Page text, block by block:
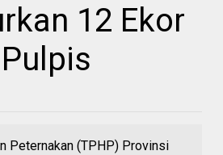
12 Ekor
Peternakan (TPHP) Provinsi